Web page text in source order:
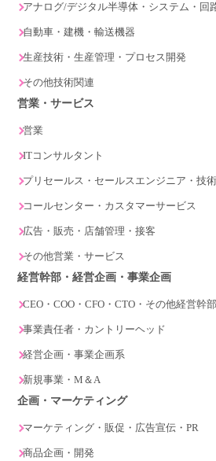
アナログ/デジタル半導体・システム・回
自動車・建機・輸送機器
生産技術・生産管理・プロセス開発
その他技術関連
営業・サービス
営業
ITコンサルタント
プリセールス・セールスエンジニア・技
コールセンター・カスタマーサービス
広告・販売・店舗管理・接客
その他営業・サービス
経営幹部・経営企画・事業企画
CEO・COO・CFO・CTO・その他経営幹部
事業責任者・カントリーヘッド
経営企画・事業企画系
新規事業・M＆A
企画・マーケティング
マーケティング・販促・広告宣伝・PR
商品企画・開発